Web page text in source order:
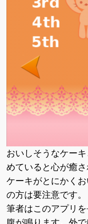
おいしそうなケー
めていると心が癒さ
ケーキがとにかく
の方は要注意です。
筆者はこのアプリ